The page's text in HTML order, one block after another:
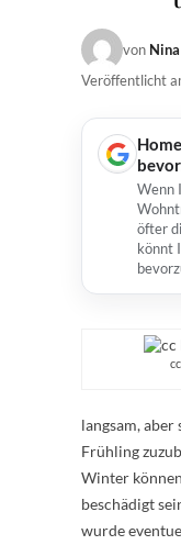
von Nina
Veröffentlicht
Wenn
öfter
könnt
langsam,
Frühling
Winter
beschädigt
wurde